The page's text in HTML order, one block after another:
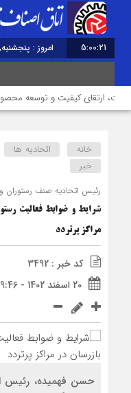
5:00:22 امروز : پنجشنبه, ۱۵ مرداد , ۱۴۰۵
ارتقای کیفیت و توسعه
خانه اتحادیه ها
خبر
رئیس اتحادیه صنف رستوران و
شرایط و ضوابط فعالیت
مراکز پرتردد
کد خبر : 3492
20 اسفند 1402 - 9:46
حسن فهمیده، رئیس